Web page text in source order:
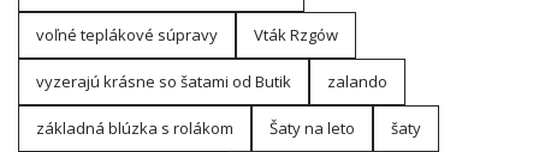
voľné teplákové súpravy Vták Rzgów
vyzerajú krásne so šatami od Butik zalando
základná blúzka s rolákom Šaty na leto šaty